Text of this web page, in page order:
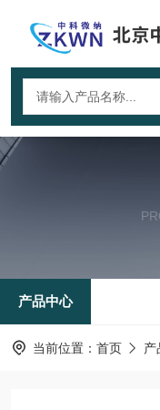
产品中心
当前位置： 首页 产